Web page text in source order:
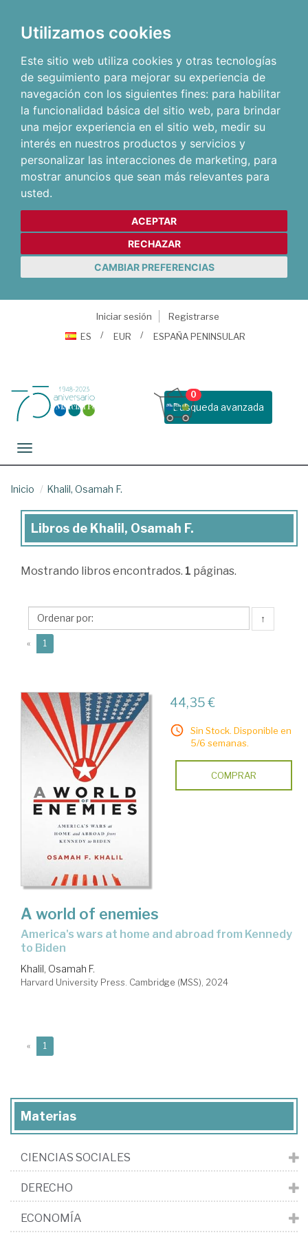
Utilizamos cookies
Este sitio web utiliza cookies y otras tecnologías
de seguimiento para mejorar su experiencia de
navegación con los siguientes fines: para habilitar
la funcionalidad básica del sitio web, para brindar
una mejor experiencia en el sitio web, medir su
interés en nuestros productos y servicios y
personalizar las interacciones de marketing, para
mostrar anuncios que sean más relevantes para
usted.
ACEPTAR
RECHAZAR
CAMBIAR PREFERENCIAS
Iniciar sesión
Registrarse
ES
EUR ESPAÑA PENINSULAR
Busqueda avanzada
0
Toggle navigation
Inicio Khalil, Osamah F.
Libros
Khalil,
Libros de Khalil, Osamah F.
Mostrando libros encontrados. 1 páginas.
↑
« 1
44,35 €
Sin Stock. Disponible en
5/6 semanas.
COMPRAR
A world of enemies
America's wars at home and abroad from Kennedy
to Biden
Khalil, Osamah F.
Harvard University Press. Cambridge (MSS), 2024
« 1
Materias
CIENCIAS SOCIALES
DERECHO
ECONOMÍA